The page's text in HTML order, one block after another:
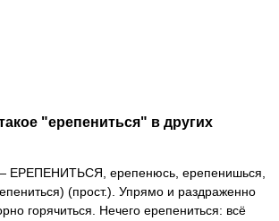
"ерепениться" в других
ЕРЕПЕНИТЬСЯ, ерепенюсь, ерепенишься,
(прост.). Упрямо и раздраженно
горячиться. Нечего ерепениться: всё